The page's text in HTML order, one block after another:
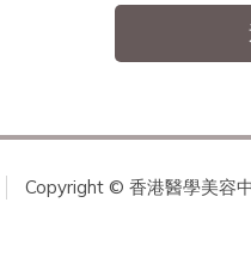
Copyright © 香港醫學美容